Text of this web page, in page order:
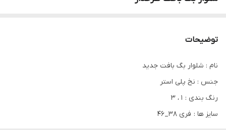
توضیحات
نام : شلوار بگ بافت جدید
جنس : نخ پلی استر
رنگ بندی : 1 ، 3
سایز ها : فری 38_46